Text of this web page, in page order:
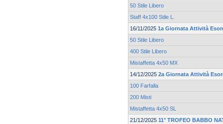
50 Stile Libero
Staff 4x100 Stile L.
16/11/2025 1a Giornata Attività
50 Stile Libero
400 Stile Libero
Mistaffetta 4x50 MX
14/12/2025 2a Giornata Attività
100 Farfalla
200 Misti
Mistaffetta 4x50 SL
21/12/2025 11° TROFEO BABBO